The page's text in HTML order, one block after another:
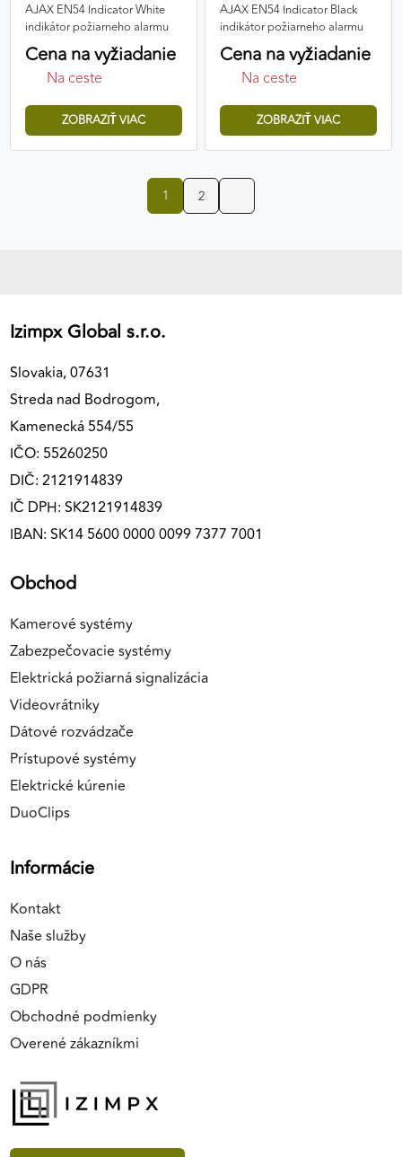
AJAX EN54 Indicator White
indikátor požiarneho alarmu
Cena na vyžiadanie
Na ceste
ZOBRAZIŤ VIAC
AJAX EN54 Indicator Black
indikátor požiarneho alarmu
Cena na vyžiadanie
Na ceste
ZOBRAZIŤ VIAC
1 2
Izimpx Global s.r.o.
Slovakia, 07631
Streda nad Bodrogom,
Kamenecká 554/55
IČO: 55260250
DIČ: 2121914839
IČ DPH: SK2121914839
IBAN: SK14 5600 0000 0099 7377 7001
Obchod
Kamerové systémy
Zabezpečovacie systémy
Elektrická požiarná signalizácia
Videovrátniky
Dátové rozvádzače
Prístupové systémy
Elektrické kúrenie
DuoClips
Informácie
Kontakt
Naše služby
O nás
GDPR
Obchodné podmienky
Overené zákazníkmi